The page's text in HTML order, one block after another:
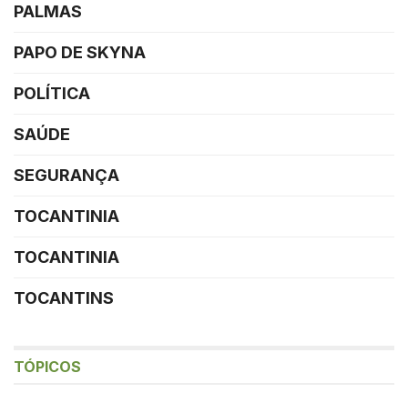
PALMAS
PAPO DE SKYNA
POLÍTICA
SAÚDE
SEGURANÇA
TOCANTINIA
TOCANTINIA
TOCANTINS
TÓPICOS